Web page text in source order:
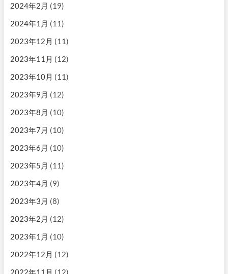
2024年2月 (19)
2024年1月 (11)
2023年12月 (11)
2023年11月 (12)
2023年10月 (11)
2023年9月 (12)
2023年8月 (10)
2023年7月 (10)
2023年6月 (10)
2023年5月 (11)
2023年4月 (9)
2023年3月 (8)
2023年2月 (12)
2023年1月 (10)
2022年12月 (12)
2022年11月 (12)